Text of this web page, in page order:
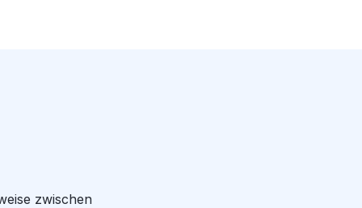
zwischen